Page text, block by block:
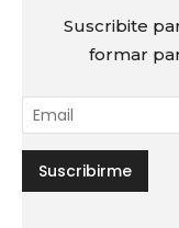
Suscribite
formar